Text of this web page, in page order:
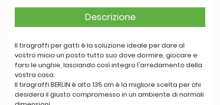
Descrizione
Il tiragraffi per gatti è la soluzione ideale per dare al
vostro micio un posto tutto suo dove dormire, giocare e
farsi le unghie, lasciando così integro l'arredamento della
vostra casa.
Il tiragraffi BERLIN è alto 135 cm è la migliore scelta per chi
desidera il giusto compromesso in un ambiente di normali